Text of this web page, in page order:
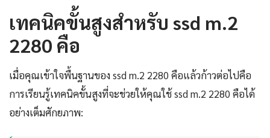
เทคนิคขั้นสูงสำหรับ ssd m.2
2280 คือ
เมื่อคุณเข้าใจพื้นฐานของ ssd m.2 2280 คือแล้วก้าวต่อไปคือ
การเรียนรู้เทคนิคขั้นสูงที่จะช่วยให้คุณใช้ ssd m.2 2280 คือได้
อย่างเต็มศักยภาพ: